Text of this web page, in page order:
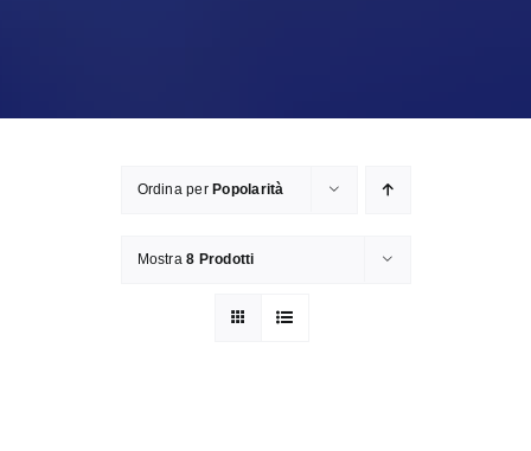
Ordina per Popolarità
Mostra8 Prodotti